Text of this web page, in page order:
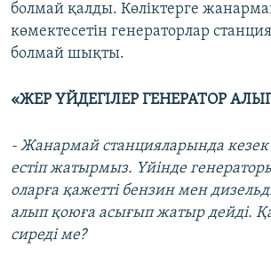
болмай қалды. Көліктерге
көмектесетін генераторлар
болмай шықты.
«ЖЕР ҮЙДЕГІЛЕР ГЕНЕРАТОР
- Жанармай станцияларында кезек
естіп жатырмыз. Үйінде
оларға қажетті бензин мен
алып қоюға асығып жатыр дейді.
сиреді ме?